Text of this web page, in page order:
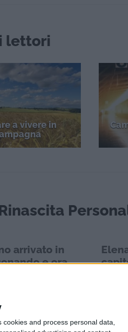
and process personal data,
lettori
a vivere in
arrivato in
e ora
ed io portiamo
qui
di